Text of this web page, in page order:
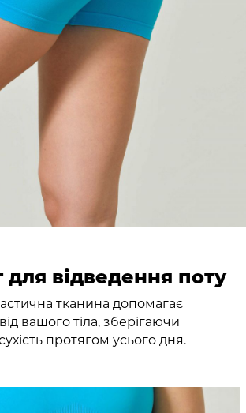
відведення поту
тканина допомагає
вашого тіла, зберігаючи
протягом усього дня.